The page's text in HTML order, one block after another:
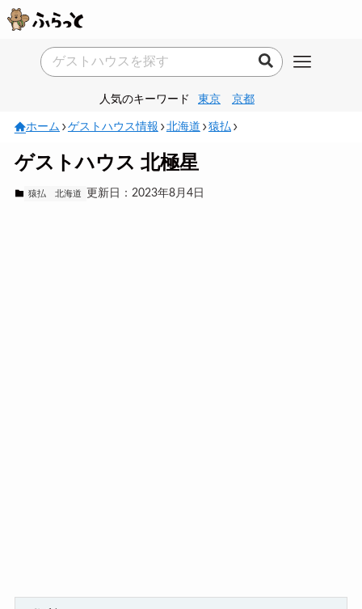
人気のキーワード 東京 京都
ホーム ゲストハウス情報 北海道 猿払
ゲストハウス 北極星
猿払 北海道 更新日：2023年8月4日